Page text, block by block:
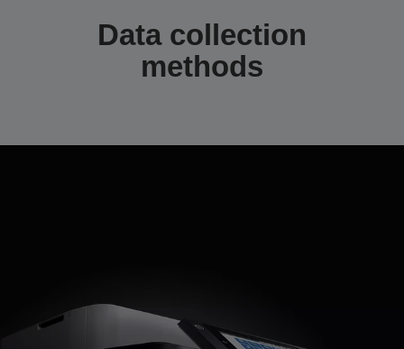
Data collection
methods